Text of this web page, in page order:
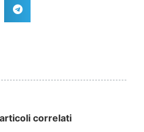
correlati